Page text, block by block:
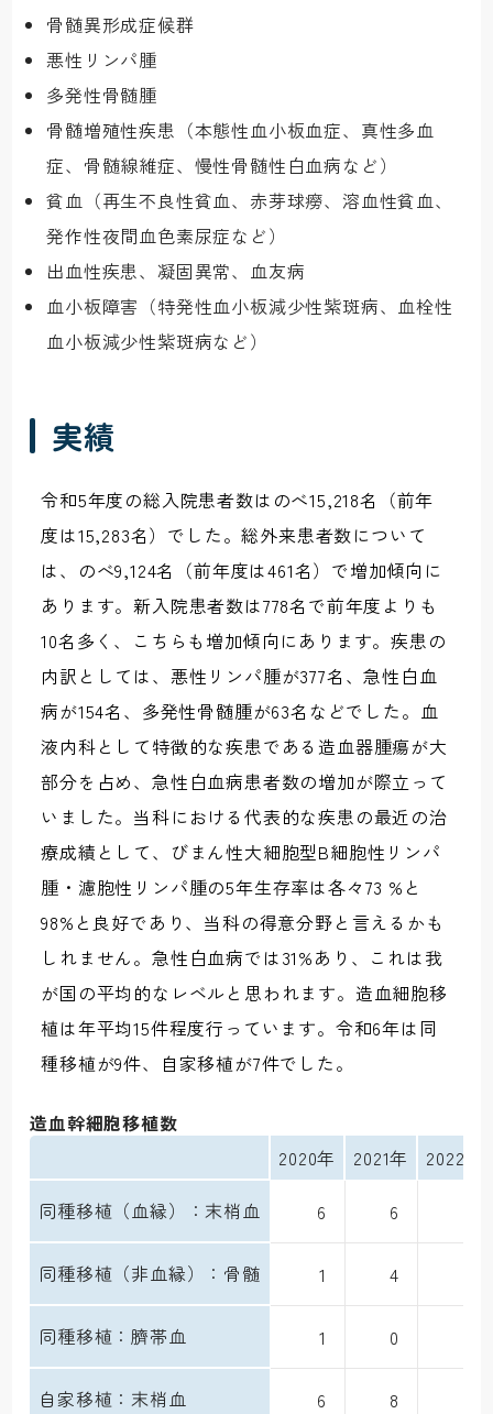
骨髄異形成症候群
悪性リンパ腫
多発性骨髄腫
骨髄増殖性疾患（本態性血小板血症、真性多血
症、骨髄線維症、慢性骨髄性白血病など）
貧血（再生不良性貧血、赤芽球癆、溶血性貧血、
発作性夜間血色素尿症など）
出血性疾患、凝固異常、血友病
血小板障害（特発性血小板減少性紫斑病、血栓性
血小板減少性紫斑病など）
実績
令和5年度の総入院患者数はのべ15,218名（前年
度は15,283名）でした。総外来患者数について
は、のべ9,124名（前年度は461名）で増加傾向に
あります。新入院患者数は778名で前年度よりも
10名多く、こちらも増加傾向にあります。疾患の
内訳としては、悪性リンパ腫が377名、急性白血
病が154名、多発性骨髄腫が63名などでした。血
液内科として特徴的な疾患である造血器腫瘍が大
部分を占め、急性白血病患者数の増加が際立って
いました。当科における代表的な疾患の最近の治
療成績として、びまん性大細胞型B細胞性リンパ
腫・濾胞性リンパ腫の5年生存率は各々73 %と
98%と良好であり、当科の得意分野と言えるかも
しれません。急性白血病では31%あり、これは我
が国の平均的なレベルと思われます。造血細胞移
植は年平均15件程度行っています。令和6年は同
種移植が9件、自家移植が7件でした。
造血幹細胞移植数
2020年
2021年
2022年
同種移植（血縁）：末梢血
6 6
同種移植（非血縁）：骨髄 1 4
同種移植：臍帯血 1 0
自家移植：末梢血 6 8